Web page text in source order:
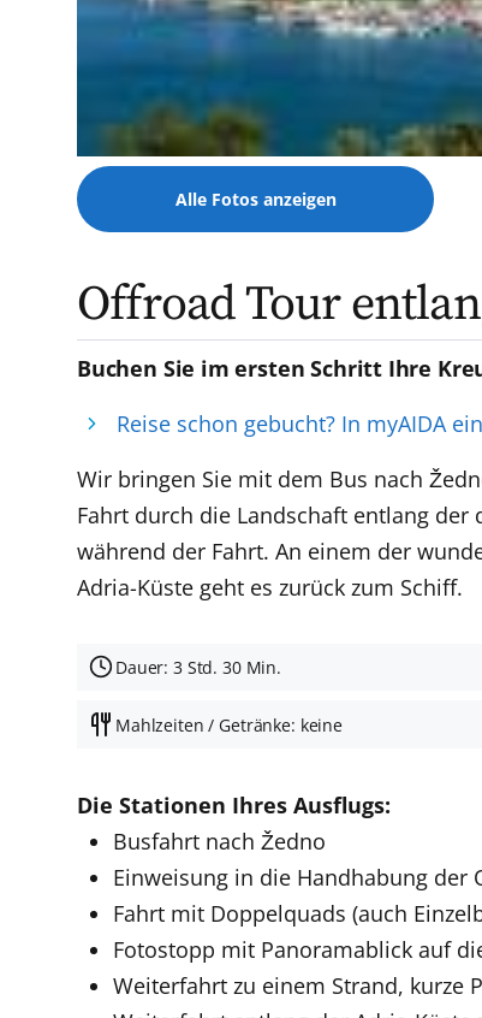
Alle Fotos anzeigen
Offroad Tour
Buchen Sie im ersten Schritt Ihre
Reise schon gebucht? In myAIDA
Wir bringen Sie mit dem Bus nach
Fahrt durch die Landschaft entlang
während der Fahrt. An einem der
Adria-Küste geht es zurück zum Schiff.
Dauer: 3 Std. 30 Min.
Mahlzeiten / Getränke: keine
Die Stationen Ihres Ausflugs:
Busfahrt nach Žedno
Einweisung in die Handhabung der
Fahrt mit Doppelquads (auch
Fotostopp mit Panoramablick auf
Weiterfahrt zu einem Strand, kurze